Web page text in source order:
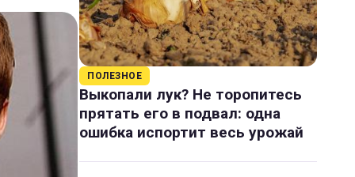
ПОЛЕЗНОЕ
Выкопали лук? Не торопитесь
прятать его в подвал: одна
ошибка испортит весь урожай